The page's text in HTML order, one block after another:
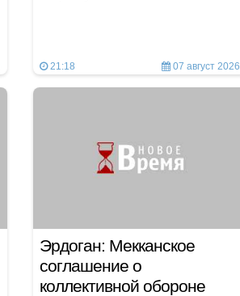
21:18 07 август 2026
Эрдоган: Мекканское
соглашение о
коллективной обороне